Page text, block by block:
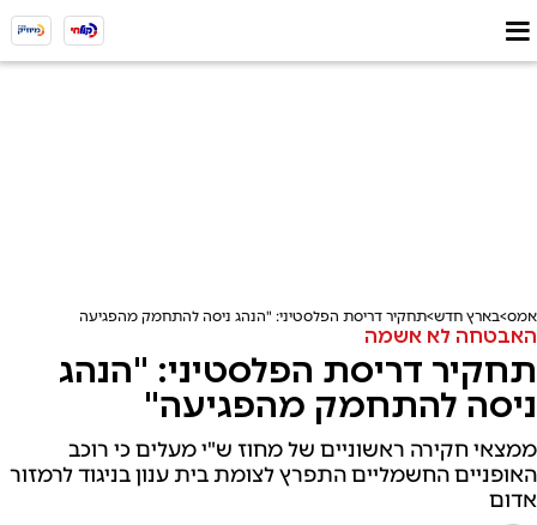
אמס בארץ חדש תחקיר דריסת הפלסטיני: "הנהג ניסה להתחמק מהפגיעה"
האבטחה לא אשמה
תחקיר דריסת הפלסטיני: "הנהג
ניסה להתחמק מהפגיעה"
ממצאי חקירה ראשוניים של מחוז ש"י מעלים כי רוכב
האופניים החשמליים התפרץ לצומת בית ענון בניגוד לרמזור
אדום